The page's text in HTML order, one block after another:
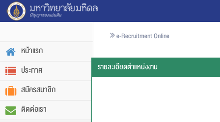
หน้าแรก
ประกาศ
สมัครสมาชิก
ติดต่อเรา
e-Recruitment Online
รายละเอียดตำแหน่งงาน